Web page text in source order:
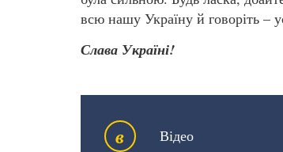
всю нашу Україну й говоріть –
Слава Україні!
в Відео